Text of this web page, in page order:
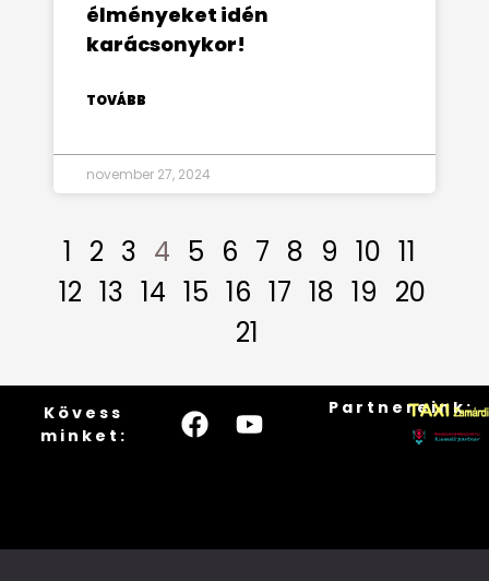
élményeket idén
karácsonykor!
TOVÁBB
november 27, 2024
1 2 3 4 5 6 7 8 9 10 11
12 13 14 15 16 17 18 19 20
21
Kövess
minket:
Partnereink: